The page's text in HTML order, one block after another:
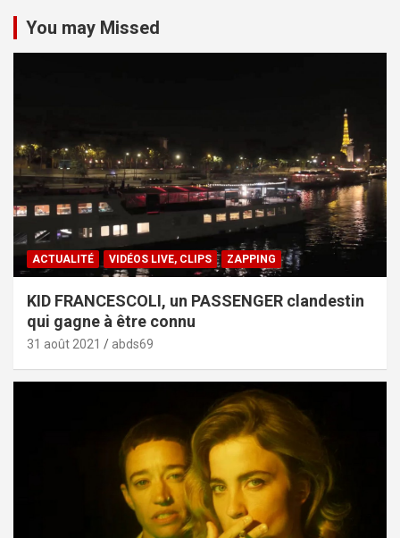
You may Missed
ACTUALITÉ VIDÉOS LIVE, CLIPS ZAPPING
KID FRANCESCOLI, un PASSENGER clandestin
qui gagne à être connu
31 août 2021 abds69